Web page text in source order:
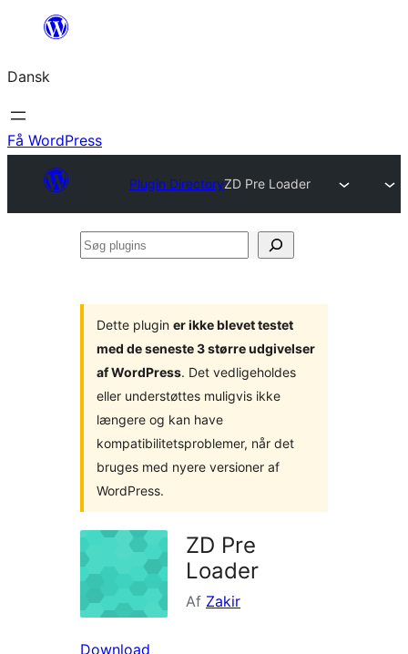
Spring
indhold
Dansk
Få WordPress
Plugin DirectoryZD Pre Loader
Søg
Dette plugin er ikke blevet testet
med de seneste 3 større udgivelser
af WordPress. Det vedligeholdes
eller understøttes muligvis ikke
længere og kan have
kompatibilitetsproblemer, når det
bruges med nyere versioner af
WordPress.
ZD Pre
Loader
Af Zakir
Download